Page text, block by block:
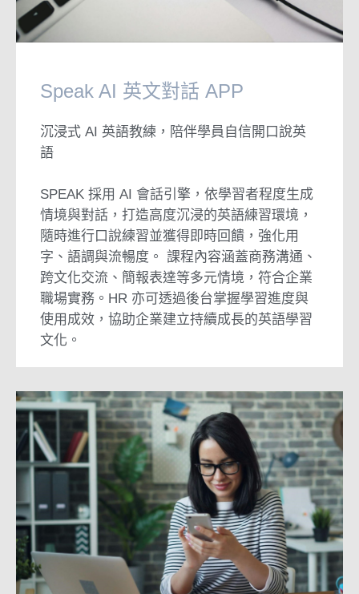
Speak AI 英文對話 APP
沉浸式 AI 英語教練，陪伴學員自信開口說英
語
SPEAK 採用 AI 會話引擎，依學習者程度生成
情境與對話，打造高度沉浸的英語練習環境，
隨時進行口說練習並獲得即時回饋，強化用
字、語調與流暢度。 課程內容涵蓋商務溝通、
跨文化交流、簡報表達等多元情境，符合企業
職場實務。HR 亦可透過後台掌握學習進度與
使用成效，協助企業建立持續成長的英語學習
文化。